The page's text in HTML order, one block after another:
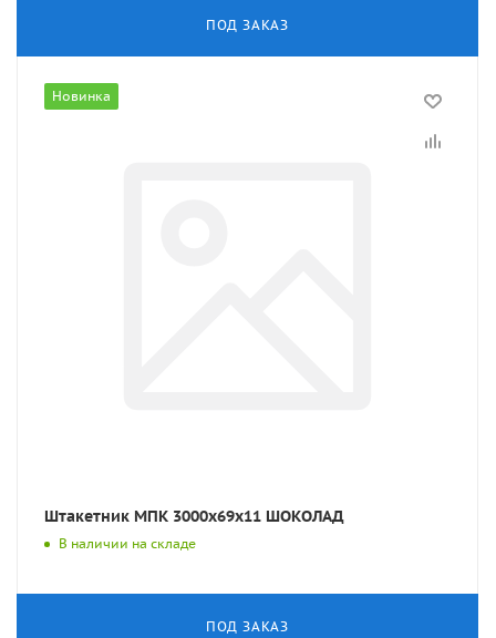
ПОД ЗАКАЗ
Новинка
Штакетник МПК 3000x69x11 ШОКОЛАД
В наличии на складе
ПОД ЗАКАЗ